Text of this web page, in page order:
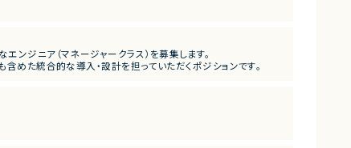
ジニア（マネージャークラス）を募集します。
めた統合的な導入・設計を担っていただくポジションです。